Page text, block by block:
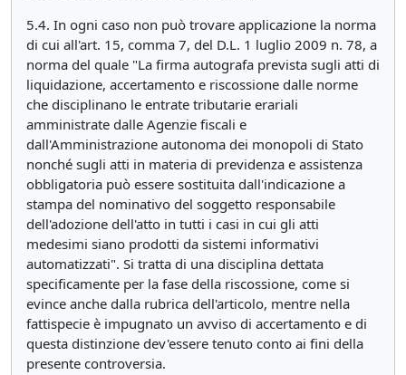
5.4. In ogni caso non può trovare applicazione la norma
di cui all'art. 15, comma 7, del D.L. 1 luglio 2009 n. 78, a
norma del quale "La firma autografa prevista sugli atti di
liquidazione, accertamento e riscossione dalle norme
che disciplinano le entrate tributarie erariali
amministrate dalle Agenzie fiscali e
dall'Amministrazione autonoma dei monopoli di Stato
nonché sugli atti in materia di previdenza e assistenza
obbligatoria può essere sostituita dall'indicazione a
stampa del nominativo del soggetto responsabile
dell'adozione dell'atto in tutti i casi in cui gli atti
medesimi siano prodotti da sistemi informativi
automatizzati". Si tratta di una disciplina dettata
specificamente per la fase della riscossione, come si
evince anche dalla rubrica dell'articolo, mentre nella
fattispecie è impugnato un avviso di accertamento e di
questa distinzione dev'essere tenuto conto ai fini della
presente controversia.